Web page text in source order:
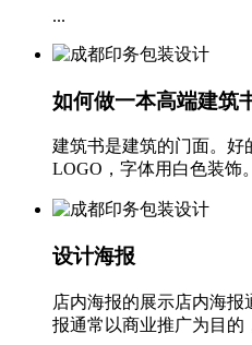
...
如何做一本高端建筑
建筑书是建筑的门面。好
LOGO，字体用白色装饰
设计海报
店内海报的展示店内海
报通常以商业推广为目的